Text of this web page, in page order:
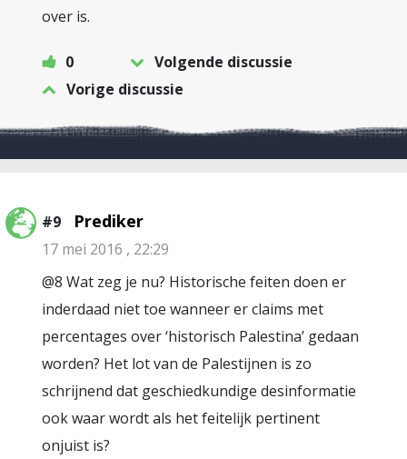
over is.
0
Volgende discussie
Vorige discussie
#9 Prediker
17 mei 2016 , 22:29
@8 Wat zeg je nu? Historische feiten doen er
inderdaad niet toe wanneer er claims met
percentages over ‘historisch Palestina’ gedaan
worden? Het lot van de Palestijnen is zo
schrijnend dat geschiedkundige desinformatie
ook waar wordt als het feitelijk pertinent
onjuist is?